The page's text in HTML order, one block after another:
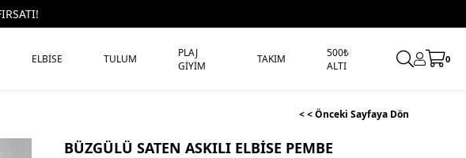
ELBİSE TULUM
PLAJ
GİYİM
TAKIM
500₺
ALTI
0
< < Önceki Sayfaya Dön
BÜZGÜLÜ SATEN ASKILI ELBİSE PEMBE